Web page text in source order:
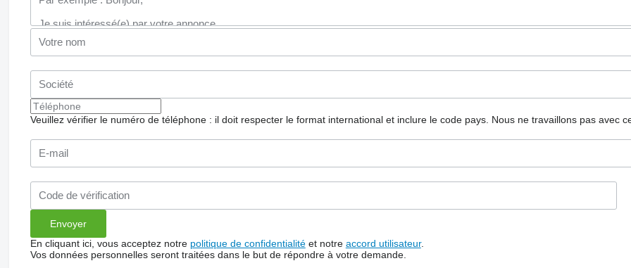
Veuillez vérifier le numéro de téléphone : il doit respecter le format international et inclure le code pays. Nous ne travaillons pas avec
En cliquant ici, vous acceptez notre politique de confidentialitéet notre accord utilisateur.
Vos données personnelles seront traitées dans le but de répondre à votre demande.